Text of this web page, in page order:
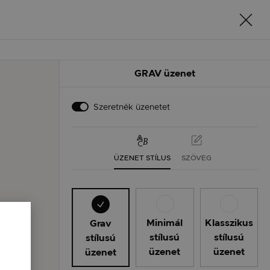
GRAV üzenet
Szeretnék üzenetet
ÜZENET STÍLUS SZÖVEG
Grav
stílusú
üzenet
Minimál
stílusú
üzenet
Klasszikus
stílusú
üzenet